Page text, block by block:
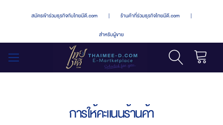
สมัครเข้าร่วมธุรกิจกับไทยมีดี.com | ร้านค้าที่ร่วมธุรกิจไทยมีดี.com |
สำหรับผู้ขาย
การให้คะแนนร้านค้า